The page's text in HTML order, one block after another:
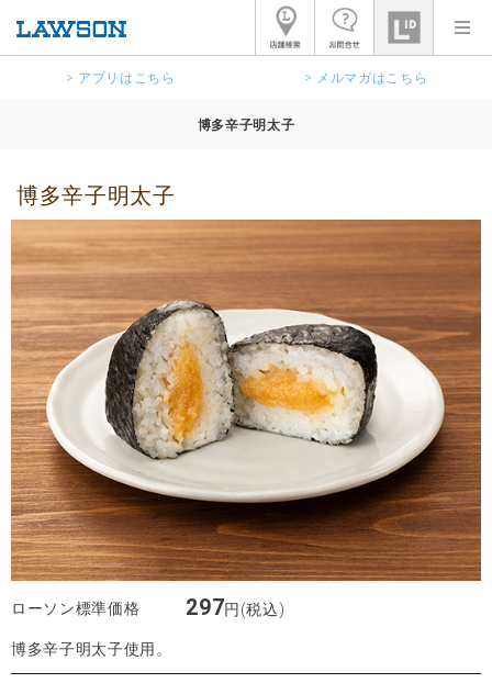
> アプリはこちら > メルマガはこちら
博多辛子明太子
博多辛子明太子
ローソン標準価格 297円(税込)
博多辛子明太子使用。